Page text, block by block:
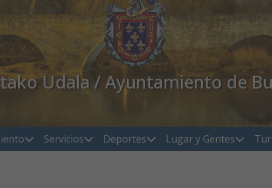
Udala / Ayuntamiento de
Servicios Deportes Lugar y Gentes